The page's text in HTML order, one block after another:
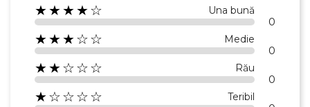
★★★★☆ Una bună
0
★★★☆☆ Medie
0
★★☆☆☆ Rău
0
★☆☆☆☆ Teribil
Creeaza o lista de dorinte ×
Numele listei de dorinte